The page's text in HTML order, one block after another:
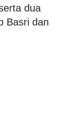
dua
Basri dan